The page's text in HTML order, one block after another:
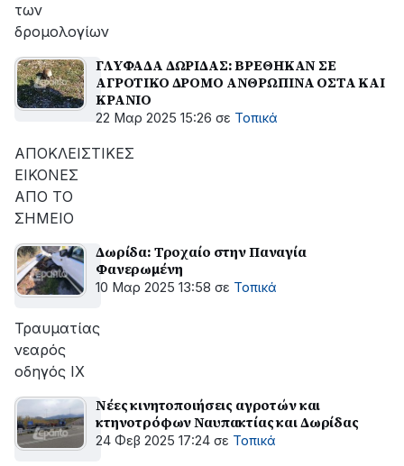
των
δρομολογίων
ΓΛΥΦΑΔΑ ΔΩΡΙΔΑΣ: ΒΡΕΘΗΚΑΝ ΣΕ
ΑΓΡΟΤΙΚΟ ΔΡΟΜΟ ΑΝΘΡΩΠΙΝΑ ΟΣΤΑ ΚΑΙ
ΚΡΑΝΙΟ
22 Μαρ 2025 15:26 σε Τοπικά
ΑΠΟΚΛΕΙΣΤΙΚΕΣ
ΕΙΚΟΝΕΣ
ΑΠΟ ΤΟ
ΣΗΜΕΙΟ
Δωρίδα: Τροχαίο στην Παναγία
Φανερωμένη
10 Μαρ 2025 13:58 σε Τοπικά
Τραυματίας
νεαρός
οδηγός ΙΧ
Νέες κινητοποιήσεις αγροτών και
κτηνοτρόφων Ναυπακτίας και Δωρίδας
24 Φεβ 2025 17:24 σε Τοπικά